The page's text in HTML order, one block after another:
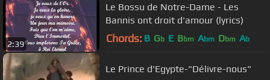
2:39
Le Bossu de Notre-Dame - Les
Bannis ont droit d'amour (lyrics)
Chords: B Gb E Bbm Abm Dbm Ab
Le Prince d'Egypte-"Délivre-nous"